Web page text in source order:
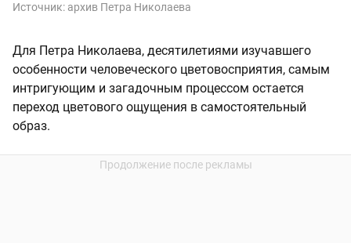
Источник: архив Петра Николаева
Для Петра Николаева, десятилетиями изучавшего
особенности человеческого цветовосприятия, самым
интригующим и загадочным процессом остается
переход цветового ощущения в самостоятельный
образ.